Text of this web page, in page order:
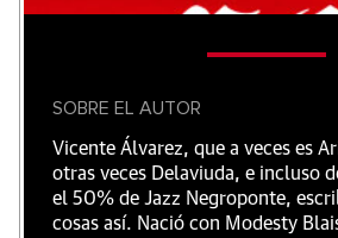
SOBRE EL AUTOR
Vicente Álvarez, que a veces es
otras veces Delaviuda, e incluso
el 50% de Jazz Negroponte,
cosas así. Nació con Modesty